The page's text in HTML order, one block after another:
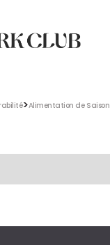
>Alimentation de Saison